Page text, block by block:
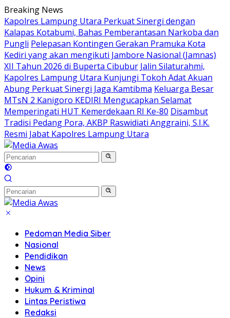
Langsung
ke
konten
Breaking News
Kapolres Lampung Utara Perkuat Sinergi dengan
Kalapas Kotabumi, Bahas Pemberantasan Narkoba dan
Pungli Pelepasan Kontingen Gerakan Pramuka Kota
Kediri yang akan mengikuti Jambore Nasional (Jamnas)
XII Tahun 2026 di Buperta Cibubur Jalin Silaturahmi,
Kapolres Lampung Utara Kunjungi Tokoh Adat Akuan
Abung Perkuat Sinergi Jaga Kamtibma Keluarga Besar
MTsN 2 Kanigoro KEDIRI Mengucapkan Selamat
Memperingati HUT Kemerdekaan RI Ke-80 Disambut
Tradisi Pedang Pora, AKBP Raswidiati Anggraini, S.I.K.
Resmi Jabat Kapolres Lampung Utara
Pedoman Media Siber
Nasional
Pendidikan
News
Opini
Hukum & Kriminal
Lintas Peristiwa
Redaksi